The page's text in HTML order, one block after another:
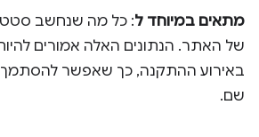
מתאים במיוחד ל: כל מה שנחשב
של האתר. הנתונים האלה אמורים
באירוע ההתקנה, כך שאפשר להסתמך
שם.